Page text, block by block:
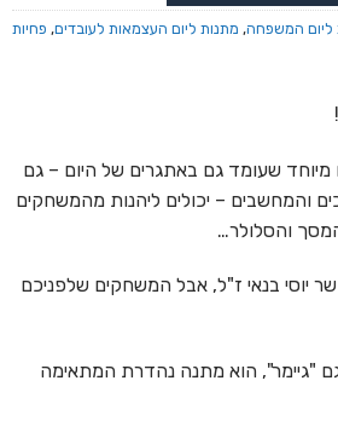
ליום המשפחה, מתנות ליום העצמאות לעובדים, פחיות
שעומד גם באתגרים של היום – גם
והמחשבים – יכולים ליהנות מהמשחקים
והסלולר…
שר יוסי בנאי ז"ל, אבל המשחקים שלפניכם
"גיימר", הוא מתנה נהדרת המתאימה